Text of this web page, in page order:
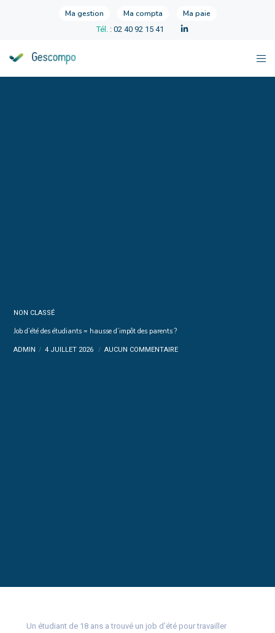
Ma gestion Ma compta Ma paie
Tél. : 02 40 92 15 41
NON CLASSÉ
Job d’été des étudiants = hausse d’impôt des parents ?
ADMIN 4 JUILLET 2026 AUCUN COMMENTAIRE
Un étudiant de 18 ans a trouvé un job d’été pour travailler